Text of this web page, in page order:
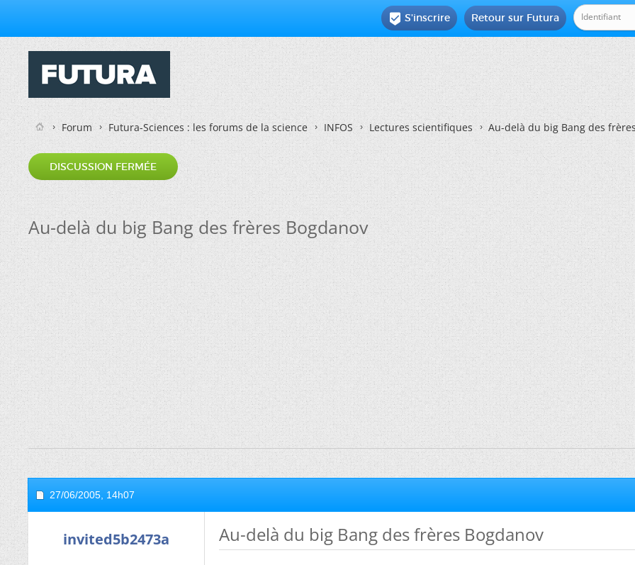
Retour sur Futura
 S'inscrire
Forum Futura-Sciences : les forums de la science INFOS Lectures scientifiques Au-delà du big Bang des
DISCUSSION FERMÉE
Au-delà du big Bang des frères Bogdanov
27/06/2005, 14h07
invited5b2473a Au-delà du big Bang des frères Bogdanov